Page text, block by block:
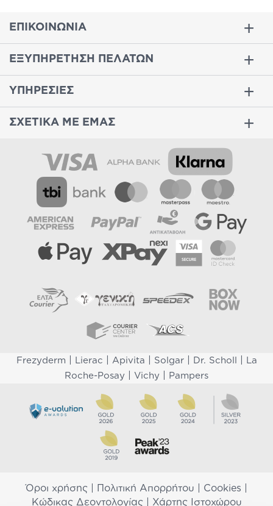
ΕΠΙΚΟΙΝΩΝΙΑ
ΕΞΥΠΗΡΕΤΗΣΗ ΠΕΛΑΤΩΝ
ΥΠΗΡΕΣΙΕΣ
ΣΧΕΤΙΚΑ ΜΕ ΕΜΑΣ
Frezyderm Lierac Apivita Solgar| Dr. Scholl
La
Roche-Posay
Vichy Pampers
Όροι χρήσης Πολιτική Απορρήτου Cookies
Κώδικας Δεοντολογίας| Χάρτης Ιστοχώρου